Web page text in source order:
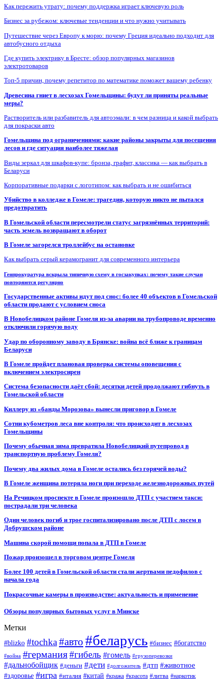
Как пережить утрату: почему поддержка играет ключевую роль
Бизнес за рубежом: ключевые тенденции и что нужно учитывать
Путешествие через Европу к морю: почему Греция идеально подходит для
автобусного отдыха
Где купить электрику в Бресте: обзор популярных магазинов
электротоваров
Топ-5 причин, почему репетитор по математике поможет вашему ребенку
Древесина гниет в лесхозах Гомельщины: будут ли приняты реальные
меры?
Растворитель или разбавитель для автоэмали: в чем разница и какой выбрать
для покраски авто
Гомельщина под ограничениями: какие районы закрыты для посещения
лесов и где ситуация наиболее тяжелая
Виды зеркал для шкафов-купе: бронза, графит, классика — как выбрать в
Беларуси
Корпоративные подарки с логотипом: как выбрать и не ошибиться
Убийство в колледже в Гомеле: трагедия, которую никто не пытался
предотвратить
В Гомельской области пересмотрели статус загрязнённых территорий:
часть земель возвращают в оборот
В Гомеле загорелся троллейбус на остановке
Как выбрать серый керамогранит для современного интерьера
Генпрокуратура вскрыла типичную схему в госзакупках: почему такие случаи
повторяются регулярно
Государственные активы идут под снос: более 40 объектов в Гомельской
области продают с условием сноса
В Новобелицком районе Гомеля из-за аварии на трубопроводе временно
отключили горячую воду
Удар по оборонному заводу в Брянске: война всё ближе к границам
Беларуси
В Гомеле пройдет плановая проверка системы оповещения с
включением электросирен
Система безопасности даёт сбой: десятки детей продолжают гибнуть в
Гомельской области
Киллеру из «банды Морозова» вынесли приговор в Гомеле
Сотни кубометров леса вне контроля: что происходит в лесхозах
Гомельщины
Почему обычная зима превратила Новобелицкий путепровод в
транспортную проблему Гомеля?
Почему два жилых дома в Гомеле остались без горячей воды?
В Гомеле женщина потеряла ноги при переходе железнодорожных путей
На Речицком проспекте в Гомеле произошло ДТП с участием такси:
пострадали три человека
Один человек погиб и трое госпитализировано после ДТП с лосем в
Добрушском районе
Машина скорой помощи попала в ДТП в Гомеле
Пожар произошел в торговом центре Гомеля
Более 100 детей в Гомельской области стали жертвами педофилов с
начала года
Покрасочные камеры в производстве: актуальность и применение
Обзоры популярных бытовых услуг в Минске
Метки
#blizko #tochka#авто #беларусь #бизнес #богатство
#война #германия#гибель #гомель #грузоперевозки
#дальнобойщик #деньги #дети #долгожитель #дтп #животное
#здоровье #игра #италия #китай #кража #красота #литва #наркотик